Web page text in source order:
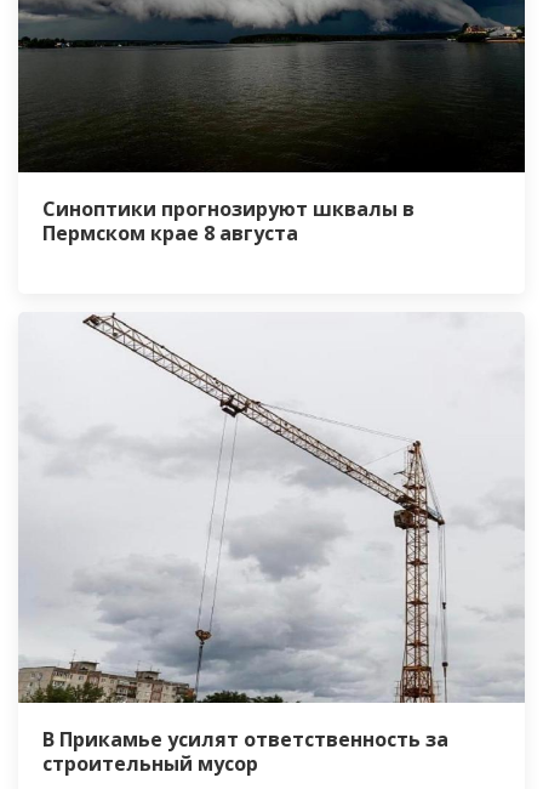
Синоптики прогнозируют шквалы в
Пермском крае 8 августа
В Прикамье усилят ответственность за
строительный мусор